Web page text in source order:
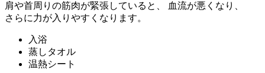
肩や首周りの筋肉が緊張していると、 血流が悪くなり、
さらに力が入りやすくなります。
入浴
蒸しタオル
温熱シート